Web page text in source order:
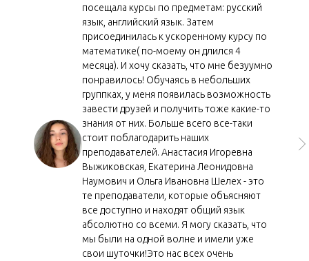
посещала курсы по предметам: русский
язык, английский язык. Затем
присоединилась к ускоренному курсу по
математике( по-моему он длился 4
месяца). И хочу сказать, что мне безуумно
понравилось! Обучаясь в небольших
группках, у меня появилась возможность
завести друзей и получить тоже какие-то
знания от них. Больше всего все-таки
стоит поблагодарить наших
преподавателей. Анастасия Игоревна
Выжиковская, Екатерина Леонидовна
Наумович и Ольга Ивановна Шелех - это
те преподаватели, которые объясняют
все доступно и находят общий язык
абсолютно со всеми. Я могу сказать, что
мы были на одной волне и имели уже
свои шуточки!Это нас всех очень